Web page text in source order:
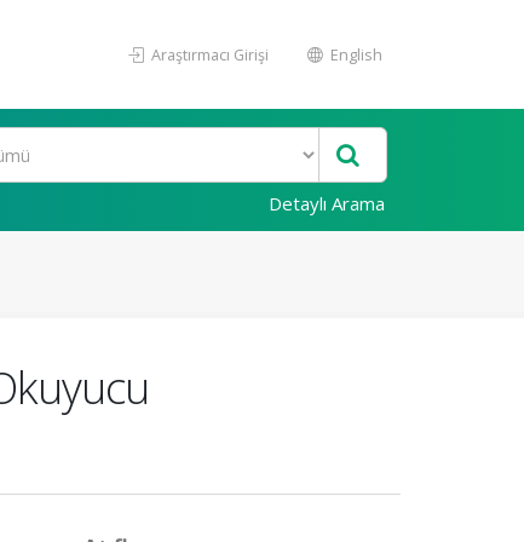
Araştırmacı Girişi English
Detaylı Arama